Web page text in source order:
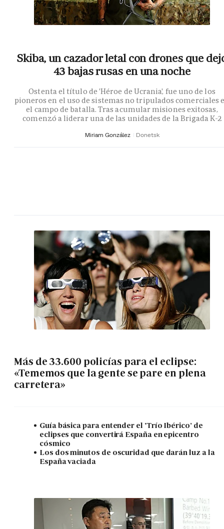
Skiba, un cazador letal con drones que
43 bajas rusas en una noche
Ostenta el título de 'Héroe de Ucrania', fue uno de los
pioneros en el uso de sistemas no tripulados comerciales
el campo de batalla. Tras acumular misiones exitosas,
comenzó a liderar una de las unidades de la Brigada K-2
Miriam González Donetsk
Más de 33.600 policías para el eclipse:
«Tememos que la gente se pare en plena
carretera»
Guía básica para entender el 'Trío Ibérico' de
eclipses que convertirá España en epicentro
cósmico
Los dos minutos de oscuridad que darán luz a la
España vaciada